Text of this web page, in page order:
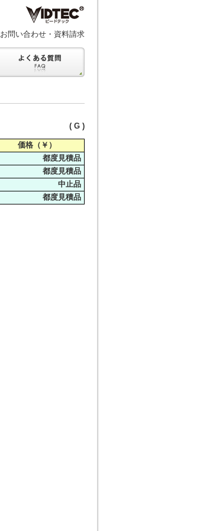
お問い合わせ・資料請求
( G )
価格（￥）
都度見積品
都度見積品
中止品
都度見積品